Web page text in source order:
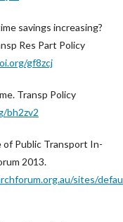
savings increasing?
Res Part Policy
gf8zcj
Transp Policy
bh2zv2
of Public Transport In-
2013.
sites/